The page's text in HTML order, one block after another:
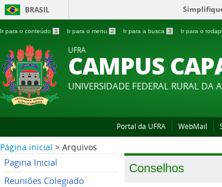
BRASIL
Ir para o conteúdo 1 Ir para o menu 2 Ir para a busca 3 Ir para o
UFRA
CAMPUS
UNIVERSIDADE FEDERAL RURAL DA
Portal da UFRA WebMail
Página inicial > Arquivos
Pagina Inicial
Reuniões Colegiado
Conselhos